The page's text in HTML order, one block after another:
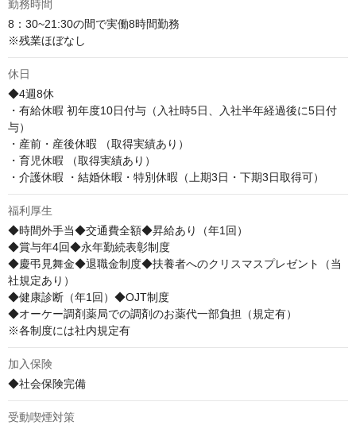
勤務時間
8：30~21:30の間で実働8時間勤務
※残業ほぼなし
休日
◆4週8休
・有給休暇 初年度10日付与（入社時5日、入社半年経過後に5日付
与）
・産前・産後休暇 （取得実績あり）
・育児休暇 （取得実績あり）
・介護休暇 ・結婚休暇・特別休暇（上期3日・下期3日取得可）
福利厚生
◆時間外手当◆交通費全額◆昇給あり（年1回）
◆賞与年4回◆永年勤続表彰制度
◆慶弔見舞金◆退職金制度◆扶養者へのクリスマスプレゼント（当
社規定あり）
◆健康診断（年1回）◆OJT制度
◆オーケー調剤薬局での調剤のお薬代一部負担（規定有）
※各制度には社内規定有
加入保険
◆社会保険完備
受動喫煙対策